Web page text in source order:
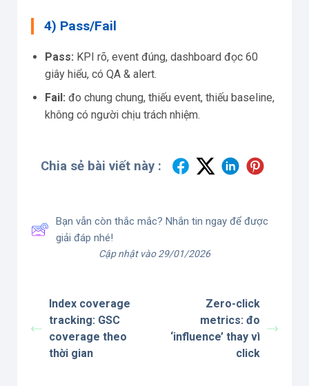
4) Pass/Fail
Pass: KPI rõ, event đúng, dashboard đọc 60
giây hiểu, có QA & alert.
Fail: đo chung chung, thiếu event, thiếu baseline,
không có người chịu trách nhiệm.
Chia sẻ bài viết này :
Bạn vẫn còn thắc mắc? Nhắn tin ngay để được
giải đáp nhé!
Cập nhật vào 29/01/2026
Index coverage
tracking: GSC
coverage theo
thời gian
Zero-click
metrics: đo
‘influence’ thay vì
click